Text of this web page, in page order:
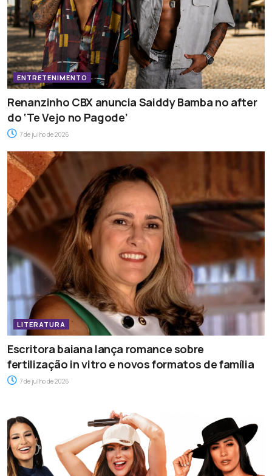
ENTRETENIMENTO
Renanzinho CBX anuncia Saiddy Bamba no after
do ‘Te Vejo no Pagode’
7 de julho de 2026
LITERATURA
Escritora baiana lança romance sobre
fertilização in vitro e novos formatos de família
7 de julho de 2026